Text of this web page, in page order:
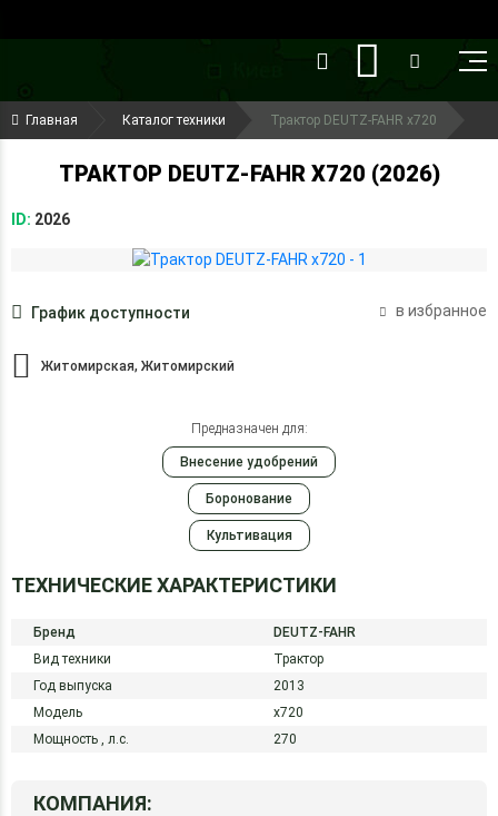
(099) 644-79-22
(050) 416-93-27
Главная Каталог техники Трактор DEUTZ-FAHR x720
ТРАКТОР DEUTZ-FAHR X720 (2026)
ID: 2026
График доступности в избранное
Житомирская, Житомирский
Предназначен для:
Внесение удобрений
Боронование
Культивация
ТЕХНИЧЕСКИЕ ХАРАКТЕРИСТИКИ
Бренд
DEUTZ-FAHR
Вид техники
Трактор
Год выпуска
2013
Модель
x720
Мощность , л.с. 270
КОМПАНИЯ: